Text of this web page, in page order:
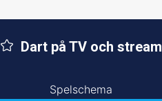
Dart på TV och stream
Spelschema